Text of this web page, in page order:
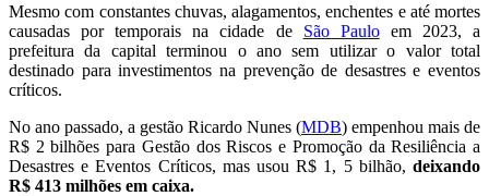
Mesmo com constantes chuvas, alagamentos, enchentes e até mortes
causadas por temporais na cidade de São Pauloem 2023, a
prefeitura da capital terminou o ano sem utilizar o valor total
destinado para investimentos na prevenção de desastres e eventos
críticos.
No ano passado, a gestão Ricardo Nunes (MDB) empenhou mais de
R$ 2 bilhões para Gestão dos Riscos e Promoção da Resiliência a
Desastres e Eventos Críticos, mas usou R$ 1, 5 bilhão, deixando
R$ 413 milhões em caixa.